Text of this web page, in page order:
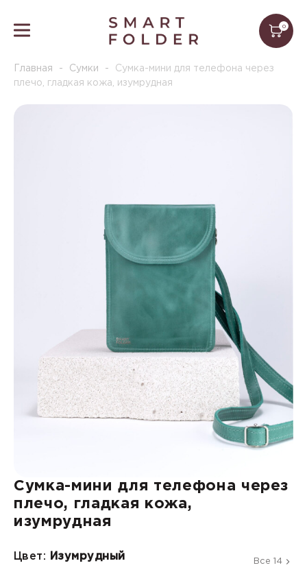
0
Главная - Сумки -
Сумка-мини для телефона через
плечо, гладкая кожа, изумрудная
Сумка-мини для телефона через
плечо, гладкая кожа,
изумрудная
Цвет: Изумрудный Все 14